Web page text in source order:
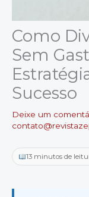
Como
Sem
Sucesso
Deixe um
13 minutos de